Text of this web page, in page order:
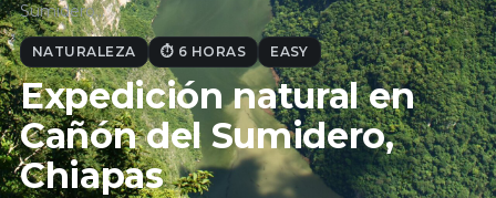
Sumidero…
NATURALEZA ⏱ 6 HORAS EASY
Expedición natural en
Cañón del Sumidero,
Chiapas